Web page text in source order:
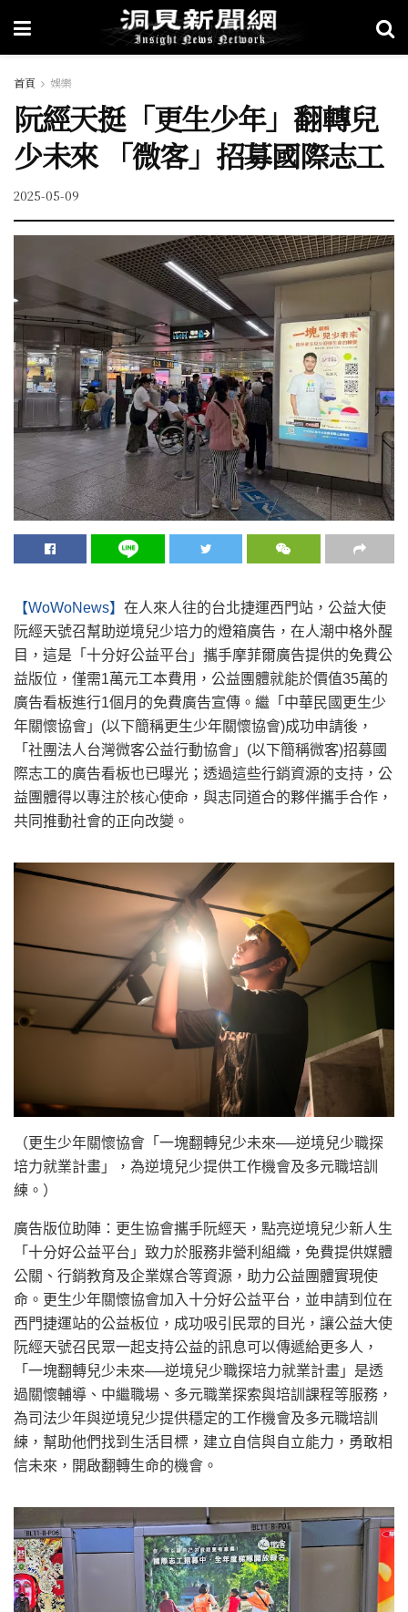
首頁 娛樂
阮經天挺「更生少年」翻轉兒
少未來 「微客」招募國際志工
2025-05-09
【WoWoNews】 在人來人往的台北捷運西門站，公益大使
阮經天號召幫助逆境兒少培力的燈箱廣告，在人潮中格外醒
目，這是「十分好公益平台」攜手摩菲爾廣告提供的免費公
益版位，僅需1萬元工本費用，公益團體就能於價值35萬的
廣告看板進行1個月的免費廣告宣傳。繼「中華民國更生少
年關懷協會」(以下簡稱更生少年關懷協會)成功申請後，
「社團法人台灣微客公益行動協會」(以下簡稱微客)招募國
際志工的廣告看板也已曝光；透過這些行銷資源的支持，公
益團體得以專注於核心使命，與志同道合的夥伴攜手合作，
共同推動社會的正向改變。
（更生少年關懷協會「一塊翻轉兒少未來──逆境兒少職探
培力就業計畫」，為逆境兒少提供工作機會及多元職培訓
練。）
廣告版位助陣：更生協會攜手阮經天，點亮逆境兒少新人生
「十分好公益平台」致力於服務非營利組織，免費提供媒體
公關、行銷教育及企業媒合等資源，助力公益團體實現使
命。更生少年關懷協會加入十分好公益平台，並申請到位在
西門捷運站的公益板位，成功吸引民眾的目光，讓公益大使
阮經天號召民眾一起支持公益的訊息可以傳遞給更多人，
「一塊翻轉兒少未來──逆境兒少職探培力就業計畫」是透
過關懷輔導、中繼職場、多元職業探索與培訓課程等服務，
為司法少年與逆境兒少提供穩定的工作機會及多元職培訓
練，幫助他們找到生活目標，建立自信與自立能力，勇敢相
信未來，開啟翻轉生命的機會。